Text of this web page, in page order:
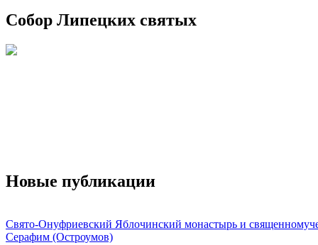
Собор Липецких святых
Новые публикации
Свято-Онуфриевский Яблочинский монастырь и
Серафим (Остроумов)